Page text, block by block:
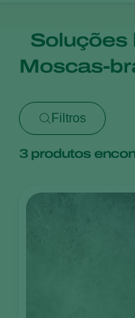
Soluções
Moscas-
Filtros
3 produtos